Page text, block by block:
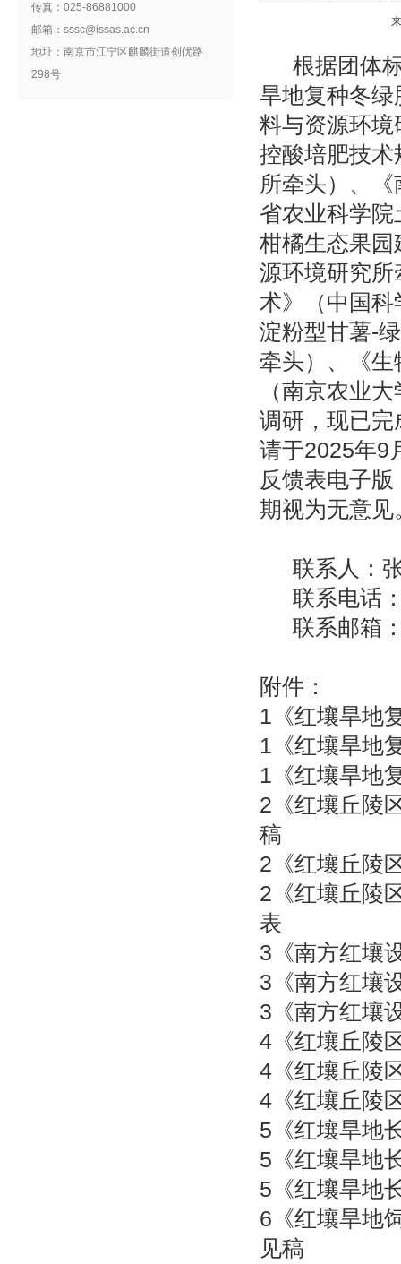
传真：025-86881000
邮箱：sssc@issas.ac.cn
地址：南京市江宁区麒麟街道创优路
298号
根据团体
旱地复种冬
料与资源环
控酸培肥技
所牵头）、
省农业科学
柑橘生态果
源环境研究
术》（中国
淀粉型甘薯-
牵头）、《
（南京农业
调研，现已
请于2025年9
反馈表电子
期视为无意见
联系人：
联系电话
联系邮箱
附件：
1《红壤旱地
1 《红壤旱地
1 《红壤旱地
2 《红壤丘
稿
2 《红壤丘
2 《红壤丘
表
3 《南方红壤
3 《南方红壤
3 《南方红壤
4 《红壤丘陵
4 《红壤丘陵
4 《红壤丘陵
5 《红壤旱地
5 《红壤旱地
5 《红壤旱地
6 《红壤旱地
见稿